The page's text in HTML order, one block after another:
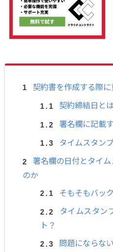
契約書を作成する際
契約締結日と
署名欄に記載
タイムスタン
署名欄の日付とタイ
のか
そもそもバッ
タイムスタン
ト？
問題にならな